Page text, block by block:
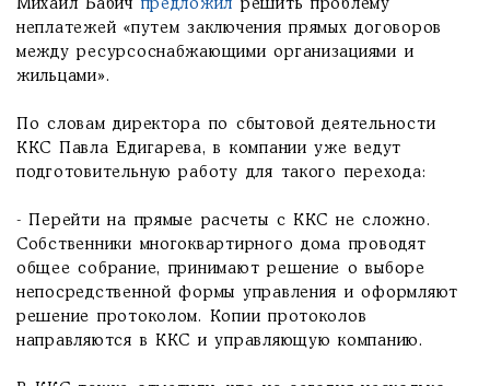
Михаил Бабич предложил решить проблему
неплатежей «путем заключения прямых договоров
между ресурсоснабжающими организациями и
жильцами».
По словам директора по сбытовой деятельности
ККС Павла Едигарева, в компании уже ведут
подготовительную работу для такого перехода:
- Перейти на прямые расчеты с ККС не сложно.
Собственники многоквартирного дома проводят
общее собрание, принимают решение о выборе
непосредственной формы управления и оформляют
решение протоколом. Копии протоколов
направляются в ККС и управляющую компанию.